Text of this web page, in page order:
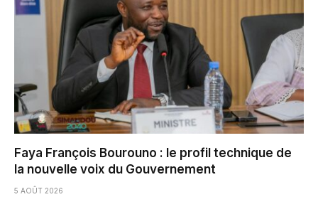
Faya François Bourouno : le profil technique de
la nouvelle voix du Gouvernement
5 AOÛT 2026